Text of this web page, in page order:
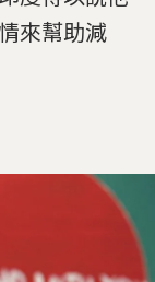
來幫助減